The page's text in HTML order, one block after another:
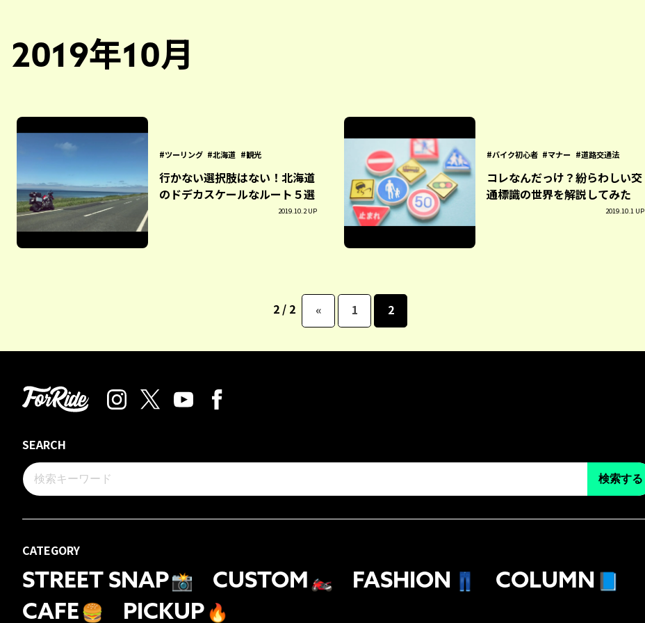
2019年10月
ツーリング 北海道 観光
行かない選択肢はない！北海道
のドデカスケールなルート５選
2019.10.2 UP
バイク初心者 マナー 道路交通法
コレなんだっけ？紛らわしい交
通標識の世界を解説してみた
2019.10.1 UP
2 / 2 « 1 2
SEARCH
検索する
CATEGORY
STREET SNAP📸 CUSTOM 🏍 FASHION 👖 COLUMN
CAFE 🍔 PICKUP 🔥